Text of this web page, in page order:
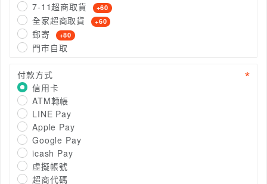
7-11超商取貨 +60
全家超商取貨 +60
郵寄 +80
門市自取
付款方式
信用卡
ATM轉帳
LINE Pay
Apple Pay
Google Pay
icash Pay
虛擬帳號
超商代碼